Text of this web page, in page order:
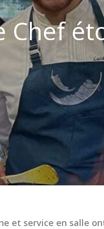
Chef
et service en salle